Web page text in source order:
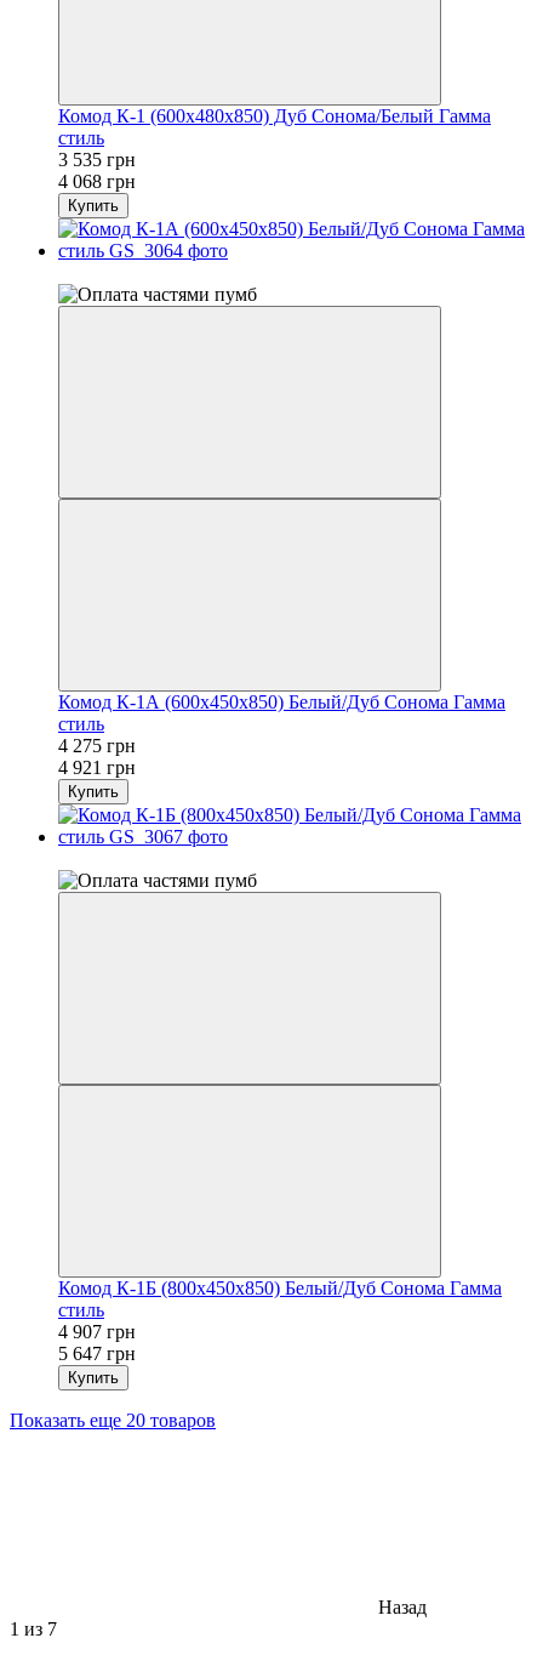
Комод К-1 (600x480x850) Дуб Сонома/Белый Гамма
стиль
3 535 грн
4 068 грн
Купить
Комод К-1А (600x450x850) Белый/Дуб Сонома Гамма
стиль
4 275 грн
4 921 грн
Купить
Комод К-1Б (800x450x850) Белый/Дуб Сонома Гамма
стиль
4 907 грн
5 647 грн
Купить
Показать еще 20 товаров
Назад
1 из 7